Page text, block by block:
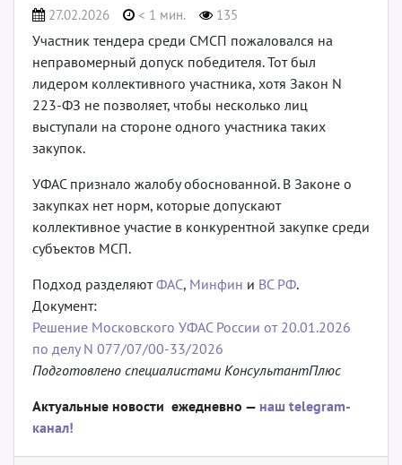
27.02.2026 < 1 мин. 135
Участник тендера среди СМСП пожаловался на
неправомерный допуск победителя. Тот был
лидером коллективного участника, хотя Закон N
223-ФЗ не позволяет, чтобы несколько лиц
выступали на стороне одного участника таких
закупок.
УФАС признало жалобу обоснованной. В Законе о
закупках нет норм, которые допускают
коллективное участие в конкурентной закупке среди
субъектов МСП.
Подход разделяютФАС, Минфин и ВС РФ.
Документ:
Решение Московского УФАС России от 20.01.2026
по делу N 077/07/00-33/2026
Подготовлено специалистами КонсультантПлюс
Актуальные новости ежедневно — наш telegram-
канал!